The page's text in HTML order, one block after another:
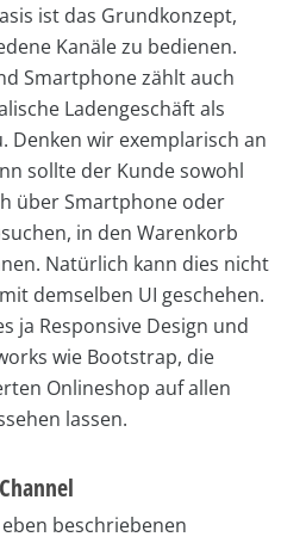
ist das Grundkonzept,
Kanäle zu bedienen.
Smartphone zählt auch
Ladengeschäft als
Denken wir exemplarisch an
sollte der Kunde sowohl
über Smartphone oder
in den Warenkorb
Natürlich kann dies nicht
demselben UI geschehen.
ja Responsive Design und
wie Bootstrap, die
Onlineshop auf allen
lassen.
beschriebenen